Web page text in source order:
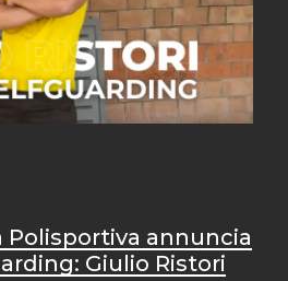
Polisportiva annuncia
Giulio Ristori